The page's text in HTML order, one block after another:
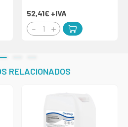
52,41€ +IVA
RELACIONADOS